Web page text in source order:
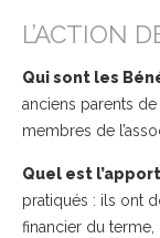
L’ACTION
Qui sont les
anciens parents
membres de
Quel est
pratiqués : ils ont
financier du terme,